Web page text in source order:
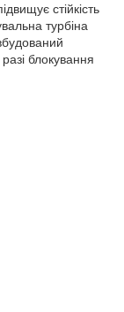
стійкість
турбіна
блокування